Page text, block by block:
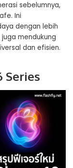
sebelumnya,
Ini
dengan lebih
mendukung
dan efisien.
Series